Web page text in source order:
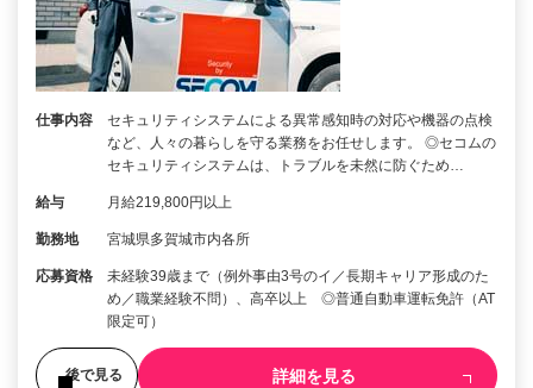
仕事内容
セキュリティシステムによる異常感知時の対応や機器の点検
など、人々の暮らしを守る業務をお任せします。 ◎セコムの
セキュリティシステムは、トラブルを未然に防ぐため…
給与 月給219,800円以上
勤務地 宮城県多賀城市内各所
応募資格
未経験39歳まで（例外事由3号のイ／長期キャリア形成のた
め／職業経験不問）、高卒以上 ◎普通自動車運転免許（AT
限定可）
後で見る 詳細を見る